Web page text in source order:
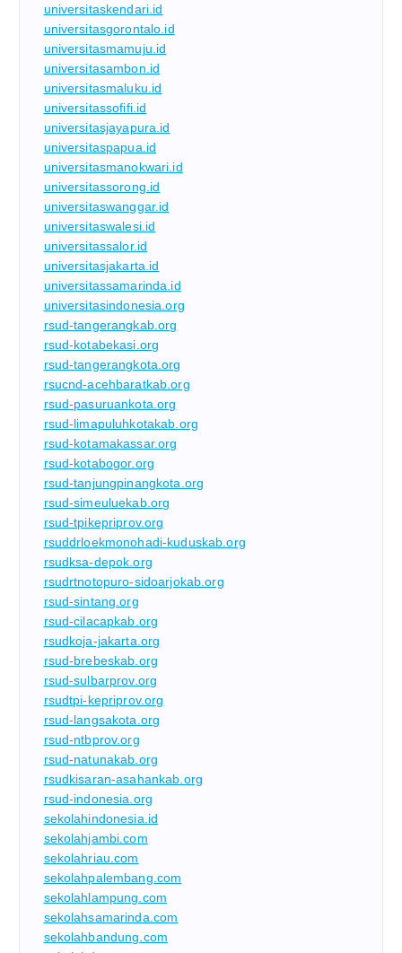
universitaskendari.id
universitasgorontalo.id
universitasmamuju.id
universitasambon.id
universitasmaluku.id
universitassofifi.id
universitasjayapura.id
universitaspapua.id
universitasmanokwari.id
universitassorong.id
universitaswanggar.id
universitaswalesi.id
universitassalor.id
universitasjakarta.id
universitassamarinda.id
universitasindonesia.org
rsud-tangerangkab.org
rsud-kotabekasi.org
rsud-tangerangkota.org
rsucnd-acehbaratkab.org
rsud-pasuruankota.org
rsud-limapuluhkotakab.org
rsud-kotamakassar.org
rsud-kotabogor.org
rsud-tanjungpinangkota.org
rsud-simeuluekab.org
rsud-tpikepriprov.org
rsuddrloekmonohadi-kuduskab.org
rsudksa-depok.org
rsudrtnotopuro-sidoarjokab.org
rsud-sintang.org
rsud-cilacapkab.org
rsudkoja-jakarta.org
rsud-brebeskab.org
rsud-sulbarprov.org
rsudtpi-kepriprov.org
rsud-langsakota.org
rsud-ntbprov.org
rsud-natunakab.org
rsudkisaran-asahankab.org
rsud-indonesia.org
sekolahindonesia.id
sekolahjambi.com
sekolahriau.com
sekolahpalembang.com
sekolahlampung.com
sekolahsamarinda.com
sekolahbandung.com